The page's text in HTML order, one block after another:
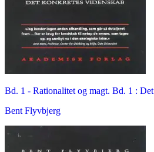
Bd. 1 - Rationalitet og magt. Bd. 1 :
Bent Flyvbjerg